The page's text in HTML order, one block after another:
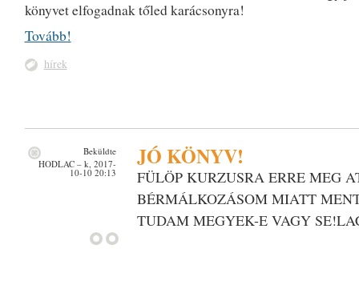
könyvet elfogadnak tőled karácsonyra!
Tovább!
hírek
JÓ KÖNYV!
FÜLÖP KURZUSRA ERRE MEG
BÉRMÁLKOZÁSOM MIATT
TUDAM MEGYEK-E VAGY
Beküldte
HODLAC– k, 2017-
10-10 20:13